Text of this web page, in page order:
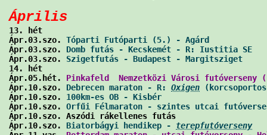
Április
13. hét
Ápr.03.szo. Tóparti Futóparti (5.) - Agárd
Ápr.03.szo. Domb futás - Kecskemét - R: Iustitia SE
Ápr.03.szo. Szigetfutás - Budapest - Margitsziget
14. hét
Ápr.05.hét. Pinkafeld  Nemzetközi Városi
Ápr.10.szo. Debrecen maraton - R: Oxigen
Ápr.10.szo. 100km-es OB - Kisbér
Ápr.10.szo. Orfűi Félmaraton - szintes utcai
Ápr.10.szo. Aszódi rákellenes futás
Ápr.10.szo. Biatorbágyi hendikep - terepfutóverseny